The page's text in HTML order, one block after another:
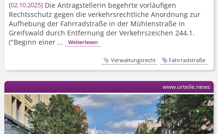
02.10.2025 Die Antragstellerin begehrte vorläufigen
Rechtsschutz gegen die verkehrsrechtliche Anordnung zur
Aufhebung der Fahrradstraße in der Mühlenstraße in
Greifswald durch Entfernung der Verkehrszeichen 244.1.
("Beginn einer ...
Weiterlesen
Verwaltungsrecht Fahrradstraße
www.urteile.news